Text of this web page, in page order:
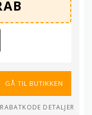
GÅ TIL BUTIKKEN
RABATKODE DETALJER